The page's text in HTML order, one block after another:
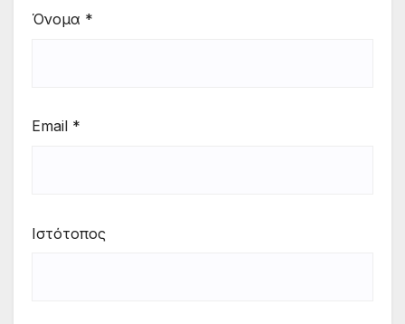
Όνομα *
Email *
Ιστότοπος